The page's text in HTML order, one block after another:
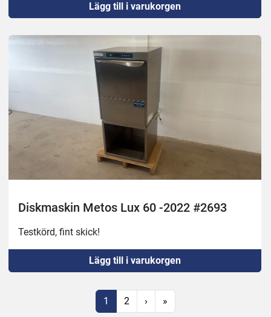
Lägg till i varukorgen
Diskmaskin Metos Lux 60 -2022 #2693
Testkörd, fint skick!
Lägg till i varukorgen
1 2 › »